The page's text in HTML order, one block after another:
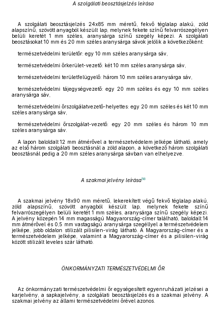
A szolgálati beosztásjelzés leírása
A szolgálati beosztásjelzés 24x85 mm méretű, fekvő téglalap alakú, zöld
alapszínű, szövött anyagból készült lap, melynek fekete színű felvarrószegélyen
belüli keretét 1 mm széles, aranysárga színű szegély képezi. A szolgálati
beosztásokat 10 mm és 20 mm széles aranysárga sávok jelölik a következőként:
természetvédelmi területőr: egy 10 mm széles aranysárga sáv,
természetvédelmi őrkerület-vezető: két 10 mm széles aranysárga sáv,
természetvédelmi területfelügyelő: három 10 mm széles aranysárga sáv,
természetvédelmi tájegységvezető: egy 20 mm széles és egy 10 mm széles
aranysárga sáv,
természetvédelmi őrszolgálatvezető-helyettes: egy 20 mm széles és két 10 mm
széles aranysárga sáv,
természetvédelmi őrszolgálat-vezető: egy 20 mm széles és három 10 mm
széles aranysárga sáv.
A lapon baloldalt 12 mm átmérővel a természetvédelem jelképe látható, amely
az első három szolgálati beosztásnál a zöld alapon, a következő három szolgálati
beosztásnál pedig a 20 mm széles aranysárga sávban van elhelyezve.
A szakmai jelvény leírása58
A szakmai jelvény 18x90 mm méretű, lekerekített végű fekvő téglalap alakú,
zöld alapszínű, szövött anyagból készült lap, melynek fekete színű
felvarrószegélyen belüli keretét 1 mm széles, aranysárga színű szegély képezi.
A jelvény közepén 14 mm magasságú Magyarország-címer található, baloldalt 14
mm átmérővel és 0,5 mm vastagságú aranysárga szegéllyel a természetvédelem
jelképe, jobb oldalon stilizált pilisilen-virág látható. A Magyarország-címer és a
természetvédelem jelképe, valamint a Magyarország-címer és a pilisilen-virág
között stilizált leveles szár látható.
ÖNKORMÁNYZATI TERMÉSZETVÉDELMI ŐR
Az önkormányzati természetvédelmi őr egységesített egyenruházati jelzései a
karjelvény, a sapkajelvény, a szolgálati beosztásjelzés és a szakmai jelvény. A
szakmai jelvény az állami természetvédelmi őrével azonos.